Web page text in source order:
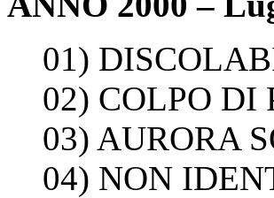
01)
02) COLPO DI
03) AURORA
04) NON